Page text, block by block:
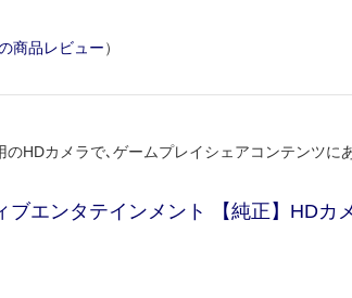
商品レビュー）
のHDカメラで､ゲームプレイシェアコンテンツに
ブエンタテインメント 【純正】HDカ